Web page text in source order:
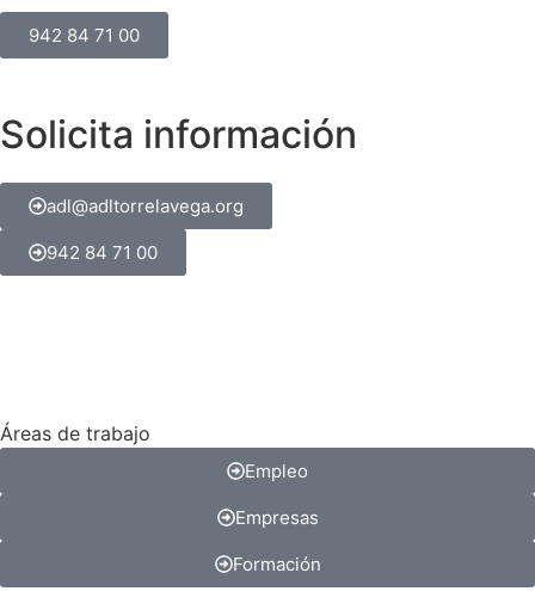
942 84 71 00
Solicita información
adl@adltorrelavega.org
942 84 71 00
Áreas de trabajo
Empleo
Empresas
Formación